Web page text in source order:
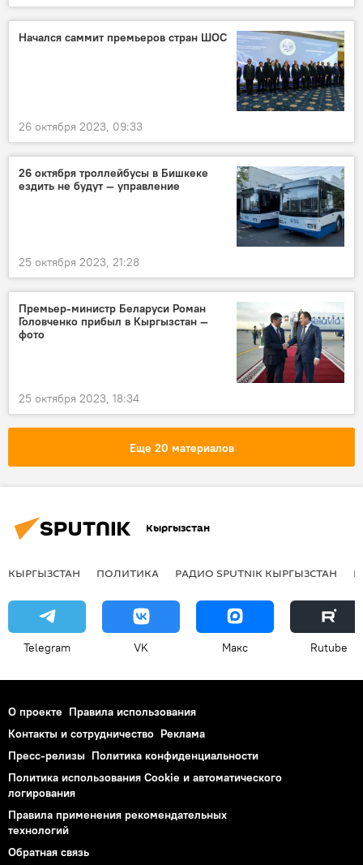
Начался саммит премьеров стран ШОС
26 октября 2023, 09:33
26 октября троллейбусы в Бишкеке
ездить не будут — управление
25 октября 2023, 21:28
Премьер-министр Беларуси Роман
Головченко прибыл в Кыргызстан —
фото
25 октября 2023, 18:34
Еще 20 материалов
Кыргызстан
КЫРГЫЗСТАН ПОЛИТИКА РАДИО SPUTNIK КЫРГЫЗСТАН
Telegram VK Макс Rutube
О проекте Правила использования
Контакты и сотрудничество Реклама
Пресс-релизы Политика конфиденциальности
Политика использования Cookie и автоматического
логирования
Правила применения рекомендательных
технологий
Обратная связь